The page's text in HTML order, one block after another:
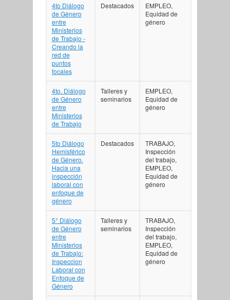
4to Diálogo
de Género
entre
Ministerios
de Trabajo -
Creando la
red de
puntos
focales
Destacados
EMPLEO,
Equidad de
género
4to. Diálogo
de Género
entre
Ministerios
de Trabajo
Talleres y
seminarios
EMPLEO,
Equidad de
género
5to Diálogo
Hemisférico
de Género.
Hacia una
inspección
laboral con
enfoque de
género
Destacados
TRABAJO,
Inspección
del trabajo,
EMPLEO,
Equidad de
género
5° Diálogo
de Género
entre
Ministerios
de Trabajo:
Inspeccion
Laboral con
Enfoque de
Género
Talleres y
seminarios
TRABAJO,
Inspección
del trabajo,
EMPLEO,
Equidad de
género